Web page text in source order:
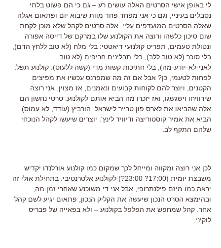
לי באופן אישי הסרטים האלה עושים רע – גם כי הם פשוט בלתי
נסבלים בעיניי, וגם כי אני מפחד פחד מוות שיבוא יום ופתאום אגלה
שאלה הסרטים המועדפים עליי. אלה סרטים לקהל שלא מוכן לקחת
שום סיכון כלשהו ורוצה את הקולנוע שלו במרקם של דייסה אפורה
ונטולת טעמים, תפריט קולנועי דיאטטי: בלי מלח (לא טוב ללחץ הדם),
בלי סוכר (לא טוב ללב), בלי תבלינים חריפים (לא טוב
לאני-לא-יודע-מה), בלי חתיכות קשות מדי (קשה ללעוס). קולנוע תפל.
לפחות לטעמי, כן? אבל אם זה מה שמפרנס עכשיו את מפיצים
הקטנים, ויוצר להם לקוחות קבועים ונאמנים, אז מצוין. אני רוצה
שירוויחו וישגשגו, ואז יזכרו מה הביא אותם לקולנוע. סרטי נחשון הם
אלה שהביאו את לארס פון טרייר לישראל. הורביץ (עודד, לא עמוס)
הביא את אמיר קוסטוריצה ודיוויד לינץ'. יוצרים שיעשו לקהל הנוכחי
שלהם התקף לב.
לכן אני רוצה ומקווה ומייחל לכך שמקום כמו קולנוע אורלנדו יקדיש
משבצת יומית (17:00? 23:00?) לקולנוע אלטרנטיבי. בתחילת אולי זה
יראה כמו מיזם פילנתרופי, אבל אני די משוכנע שאחרי זמן מה,
ובהימצא הסרט הנכון שיעשה את הקליק הנכון, פתאום יגיע לשם קהל
אחר. קהל שמחפש את הפלפל בקולנוע – ולא בפאייה של פבריס
לוקיני.